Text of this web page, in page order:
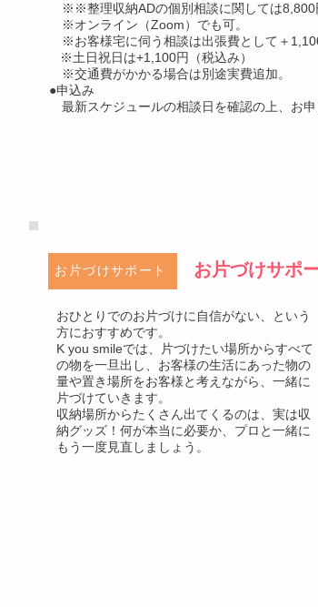
※※整理収納ADの個別相談に関しては8,800
※オンライン（Zoom）でも可。
※お客様宅に伺う相談は出張費として＋
※土日祝日は+1,100円（税込み）
​ ※交通費がかかる場合は別途実費追加。
●申込み​
最新スケジュールの相談日を確認の上、お申
お片づけサポート お片づけサポ
おひとりでのお片づけに自信がない、という
方におすすめです。
K you smileでは、片づけたい場所からすべて
の物を一旦出し、お客様の生活にあった物の
量や置き場所をお客様と考えながら、一緒に
片づけていきます。
収納場所からたくさん出てくるのは、実は収
納グッズ！何が本当に必要か、プロと一緒に
もう一度見直しましょう。